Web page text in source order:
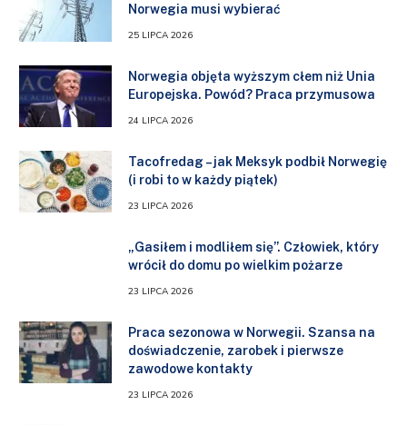
Norwegia musi wybierać
25 LIPCA 2026
Norwegia objęta wyższym cłem niż Unia
Europejska. Powód? Praca przymusowa
24 LIPCA 2026
Tacofredag – jak Meksyk podbił Norwegię
(i robi to w każdy piątek)
23 LIPCA 2026
„Gasiłem i modliłem się”. Człowiek, który
wrócił do domu po wielkim pożarze
23 LIPCA 2026
Praca sezonowa w Norwegii. Szansa na
doświadczenie, zarobek i pierwsze
zawodowe kontakty
23 LIPCA 2026